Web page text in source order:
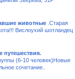
животные .Старая
Вислоухий шотландец
путешествия.
(6-10 человек)Новые
сочетание..